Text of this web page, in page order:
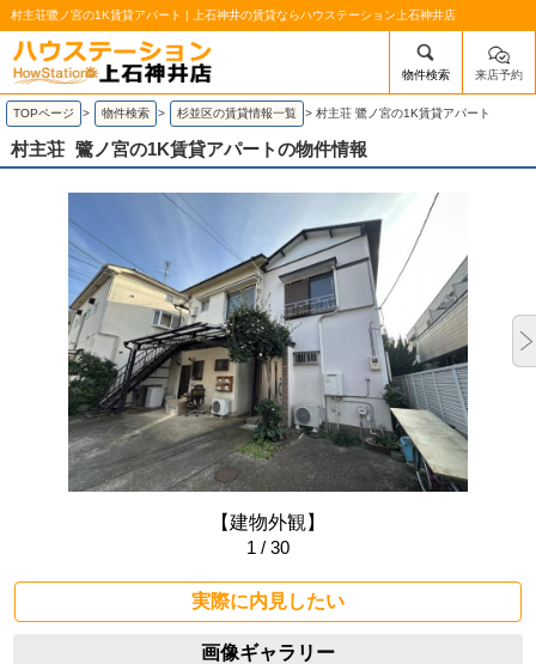
村主荘鷺ノ宮の1K賃貸アパート | 上石神井の賃貸ならハウステーション上石神井店
/mobile_img/head-logo.png
物件検索 来店予約
TOPページ > 物件検索 > 杉並区の賃貸情報一覧 > 村主荘 鷺ノ宮の1K賃貸アパート
村主荘 鷺ノ宮の1K賃貸アパートの物件情報
【建物外観】
1 / 30
実際に内見したい
画像ギャラリー